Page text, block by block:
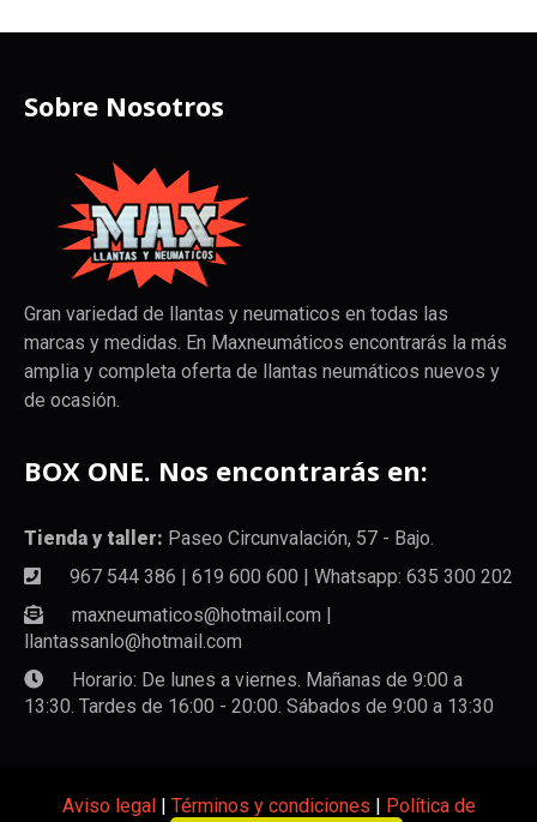
Sobre Nosotros
Gran variedad de llantas y neumaticos en todas las
marcas y medidas. En Maxneumáticos encontrarás la más
amplia y completa oferta de llantas neumáticos nuevos y
de ocasión.
BOX ONE. Nos encontrarás en:
Tienda y taller: Paseo Circunvalación, 57 - Bajo.
967 544 386 | 619 600 600 | Whatsapp: 635 300 202
maxneumaticos@hotmail.com |
llantassanlo@hotmail.com
Horario: De lunes a viernes. Mañanas de 9:00 a
13:30. Tardes de 16:00 - 20:00. Sábados de 9:00 a 13:30
Aviso legal| Términos y condiciones | Política de